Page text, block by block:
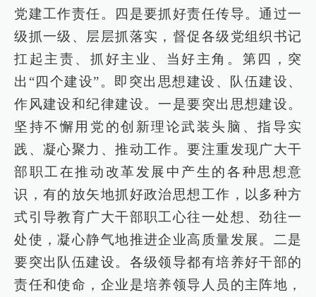
党建工作责任。四是要抓好责任传导。通过一
级抓一级、层层抓落实，督促各级党组织书记
扛起主责、抓好主业、当好主角。第四，突
出“四个建设”。即突出思想建设、队伍建设、
作风建设和纪律建设。一是要突出思想建设。
坚持不懈用党的创新理论武装头脑、指导实
践、凝心聚力、推动工作。要注重发现广大干
部职工在推动改革发展中产生的各种思想意
识，有的放矢地抓好政治思想工作，以多种方
式引导教育广大干部职工心往一处想、劲往一
处使，凝心静气地推进企业高质量发展。二是
要突出队伍建设。各级领导都有培养好干部的
责任和使命，企业是培养领导人员的主阵地，